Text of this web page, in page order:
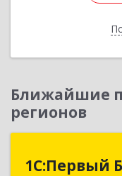
Ближайшие
регионов
1С:Первый